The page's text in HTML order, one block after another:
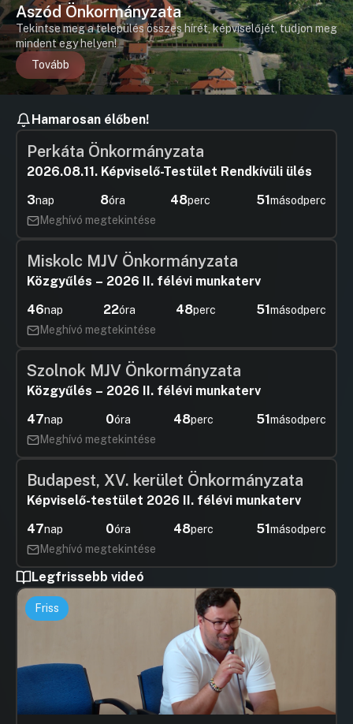
Aszód Önkormányzata
Tekintse meg a település összes hírét, képviselőjét, tudjon meg
mindent egy helyen!
Tovább
Hamarosan élőben!
Perkáta Önkormányzata
2026.08.11. Képviselő-Testület Rendkívüli ülés
3nap 8óra 48perc 51másodperc
Meghívó megtekintése
Miskolc MJV Önkormányzata
Közgyűlés – 2026 II. félévi munkaterv
46nap 22óra 48perc 51másodperc
Meghívó megtekintése
Szolnok MJV Önkormányzata
Közgyűlés – 2026 II. félévi munkaterv
47nap 0óra 48perc 51másodperc
Meghívó megtekintése
Budapest, XV. kerület Önkormányzata
Képviselő-testület 2026 II. félévi munkaterv
47nap 0óra 48perc 51másodperc
Meghívó megtekintése
Legfrissebb videó
Friss